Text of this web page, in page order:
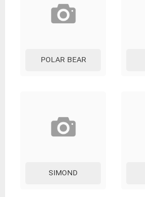
POLAR BEAR
SIMOND